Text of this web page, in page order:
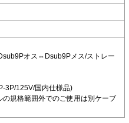
オス⇔Dsub9Pメス/ストレー
3P/125V/国内仕様品)
規格範囲外でのご使用は別ケーブ